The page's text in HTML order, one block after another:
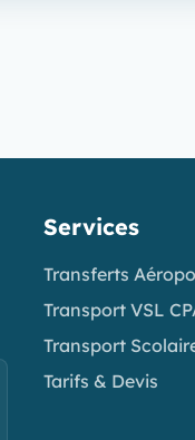
Services
Transferts
Transport VSL
Transport
Tarifs & Devis